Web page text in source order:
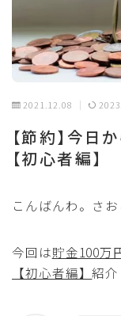
2021.12.08
【節約】今日
【初心者編】
こんばんわ。さお
今回は貯金100万
【初心者編】紹介